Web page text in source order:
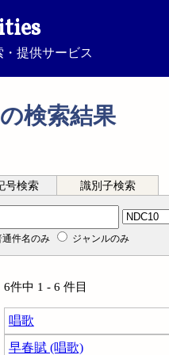
提供サービス
検索結果
号検索 識別子検索
通件名のみ ジャンルのみ
6件中 1 - 6 件目
唱歌
早春賦 (唱歌)